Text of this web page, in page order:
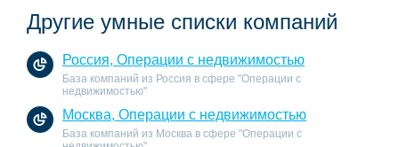
Другие умные списки компаний
Россия, Операции с недвижимостью
База компаний из Россия в сфере "Операции с
недвижимостью"
Москва, Операции с недвижимостью
База компаний из Москва в сфере "Операции с